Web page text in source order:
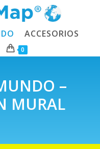
ACCESORIOS
0
–
MURAL